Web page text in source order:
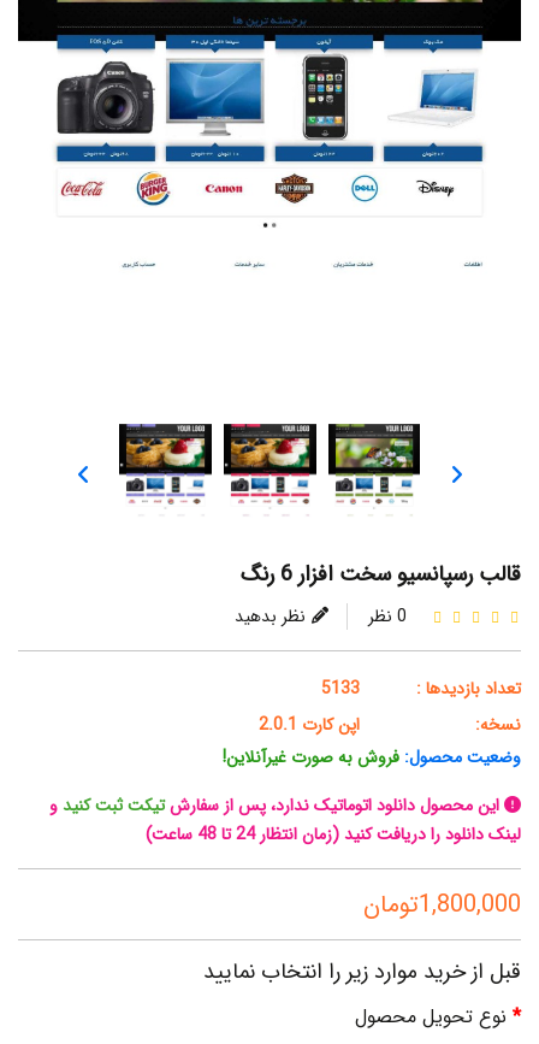
قالب رسپانسیو سخت افزار 6 رنگ
0 نظر نظر بدهید
تعداد بازدیدها :
5133
نسخه:
اپن کارت 2.0.1
وضعیت محصول: فروش به صورت غیرآنلاین!
این محصول دانلود اتوماتیک ندارد، پس از سفارشتیکت ثبت کنیدو
لینک دانلود را دریافت کنید (زمان انتظار 24 تا 48 ساعت)
1,800,000تومان
قبل از خرید موارد زیر را انتخاب نمایید
نوع تحویل محصول